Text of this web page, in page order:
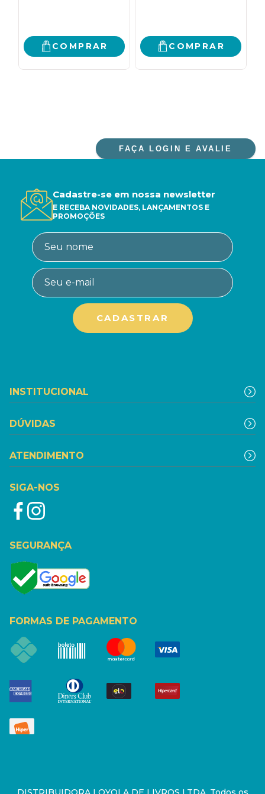
COMPRAR COMPRAR
FAÇA LOGIN E AVALIE
Cadastre-se em nossa newsletter
E RECEBA NOVIDADES, LANÇAMENTOS E
PROMOÇÕES
INSTITUCIONAL
DÚVIDAS
ATENDIMENTO
SIGA-NOS
SEGURANÇA
FORMAS DE PAGAMENTO